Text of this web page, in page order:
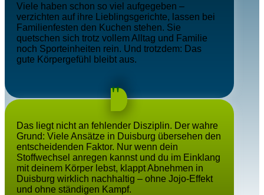
Viele haben schon so viel aufgegeben –
verzichten auf ihre Lieblingsgerichte, lassen bei
Familienfesten den Kuchen stehen. Sie
quetschen sich trotz vollem Alltag und Familie
noch Sporteinheiten rein. Und trotzdem: Das
gute Körpergefühl bleibt aus.
"
Das liegt nicht an fehlender Disziplin. Der wahre
Grund: Viele Ansätze in Duisburg übersehen den
entscheidenden Faktor. Nur wenn dein
Stoffwechsel anregen kannst und du im Einklang
mit deinem Körper lebst, klappt Abnehmen in
Duisburg wirklich nachhaltig – ohne Jojo-Effekt
und ohne ständigen Kampf.